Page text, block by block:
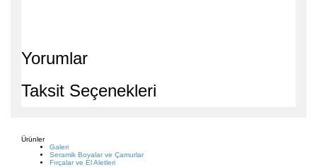
Yorumlar
Taksit Seçenekleri
Ürünler
Galeri
Seramik Boyalar ve Çamurlar
Fırçalar ve El Aletleri